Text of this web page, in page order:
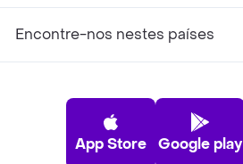
Encontre-nos nestes países
App Store Google play